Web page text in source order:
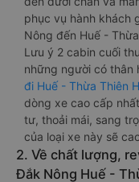
phục vụ hành khách
Nông đến Huế -
Lưu ý 2 cabin cuối
những người có thân
đi Huế - Thừa Thiên
dòng xe cao cấp
tư, thoải mái, sang
của loại xe này sẽ
2. Về chất lượng,
Đắk Nông Huế -